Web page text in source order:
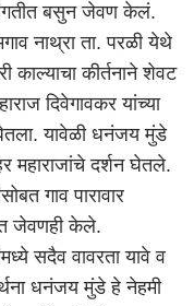
पंगतीत बसुन जेवण केलं.
नाथ्रा ता. परळी येथे
काल्याचा कीर्तनाने शेवट
दिवेगावकर यांच्या
यावेळी धनंजय मुंडे
महाराजांचे दर्शन घेतले.
गाव पारावार
जेवणही केले.
सदैव वावरता यावे व
धनंजय मुंडे हे नेहमी